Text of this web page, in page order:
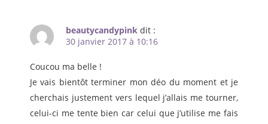
beautycandypink dit :
30 janvier 2017 à 10:16
Coucou ma belle !
Je vais bientôt terminer mon déo du moment et je
cherchais justement vers lequel j’allais me tourner,
celui-ci me tente bien car celui que j’utilise me fais